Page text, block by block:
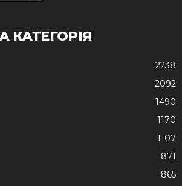
КАТЕГОРІЯ
2238
2092
1490
1170
1107
871
865